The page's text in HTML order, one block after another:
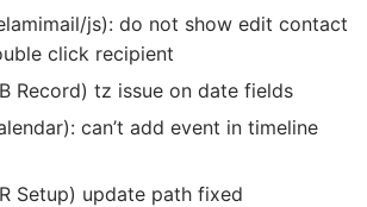
js): do not show edit contact
click recipient
Record) tz issue on date fields
can’t add event in timeline
Setup) update path fixed